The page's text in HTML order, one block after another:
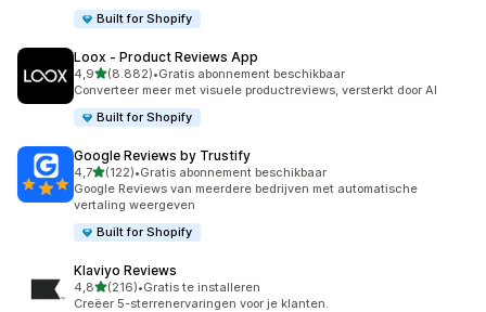
Built for Shopify
Loox ‑ Product Reviews App
4,9van 5 sterren
(8.882)
8882 recensies in totaal
•Gratis abonnement beschikbaar
Converteer meer met visuele productreviews, versterkt door AI
Built for Shopify
Google Reviews by Trustify
4,7van 5 sterren
(122)
122 recensies in totaal
•Gratis abonnement beschikbaar
Google Reviews van meerdere bedrijven met automatische
vertaling weergeven
Built for Shopify
Klaviyo Reviews
4,8van 5 sterren
(216)
216 recensies in totaal
•Gratis te installeren
Creëer 5-sterrenervaringen voor je klanten.